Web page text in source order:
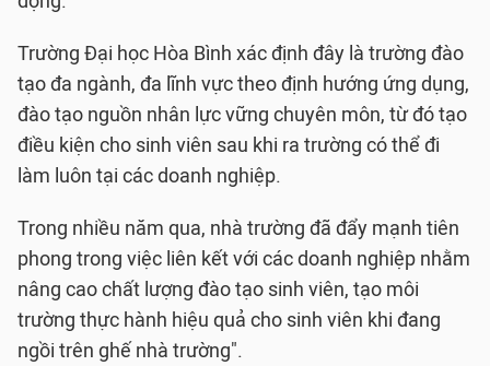
Trường Đại học Hòa Bình xác định đây là trường đào
tạo đa ngành, đa lĩnh vực theo định hướng ứng dụng,
đào tạo nguồn nhân lực vững chuyên môn, từ đó tạo
điều kiện cho sinh viên sau khi ra trường có thể đi
làm luôn tại các doanh nghiệp.
Trong nhiều năm qua, nhà trường đã đẩy mạnh tiên
phong trong việc liên kết với các doanh nghiệp nhằm
nâng cao chất lượng đào tạo sinh viên, tạo môi
trường thực hành hiệu quả cho sinh viên khi đang
ngồi trên ghế nhà trường".